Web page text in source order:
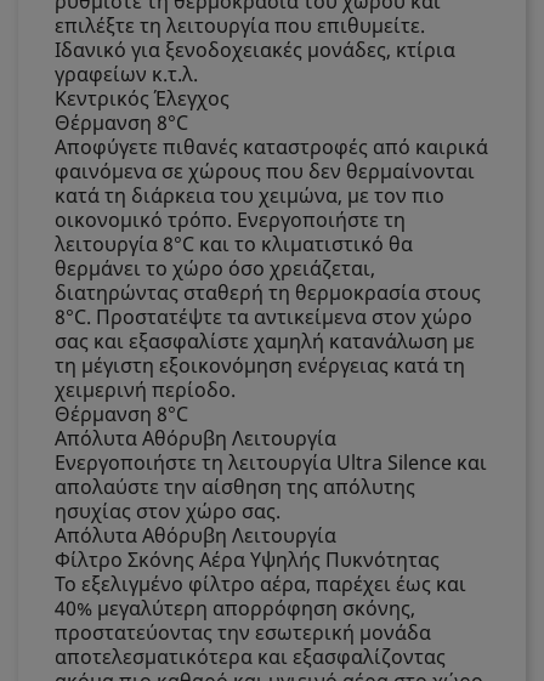
επιλέξτε τη λειτουργία που επιθυμείτε.
Ιδανικό για ξενοδοχειακές μονάδες, κτίρια
γραφείων κ.τ.λ.
Κεντρικός Έλεγχος
Θέρμανση 8°C
Αποφύγετε πιθανές καταστροφές από καιρικά
φαινόμενα σε χώρους που δεν θερμαίνονται
κατά τη διάρκεια του χειμώνα, με τον πιο
οικονομικό τρόπο. Ενεργοποιήστε τη
λειτουργία 8°C και το κλιματιστικό θα
θερμάνει το χώρο όσο χρειάζεται,
διατηρώντας σταθερή τη θερμοκρασία στους
8°C. Προστατέψτε τα αντικείμενα στον χώρο
σας και εξασφαλίστε χαμηλή κατανάλωση με
τη μέγιστη εξοικονόμηση ενέργειας κατά τη
χειμερινή περίοδο.
Θέρμανση 8°C
Απόλυτα Αθόρυβη Λειτουργία
Ενεργοποιήστε τη λειτουργία Ultra Silence και
απολαύστε την αίσθηση της απόλυτης
ησυχίας στον χώρο σας.
Απόλυτα Αθόρυβη Λειτουργία
Φίλτρο Σκόνης Αέρα Υψηλής Πυκνότητας
Το εξελιγμένο φίλτρο αέρα, παρέχει έως και
40% μεγαλύτερη απορρόφηση σκόνης,
προστατεύοντας την εσωτερική μονάδα
αποτελεσματικότερα και εξασφαλίζοντας